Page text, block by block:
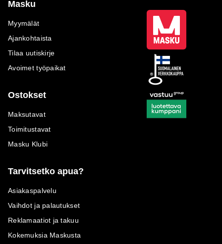
Masku
Myymälät
Ajankohtaista
Tilaa uutiskirje
Avoimet työpaikat
Ostokset
Maksutavat
Toimitustavat
Masku Klubi
Tarvitsetko apua?
Asiakaspalvelu
Vaihdot ja palautukset
Reklamaatiot ja takuu
Kokemuksia Maskusta